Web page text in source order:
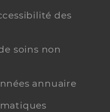
des
soins non
annuaire